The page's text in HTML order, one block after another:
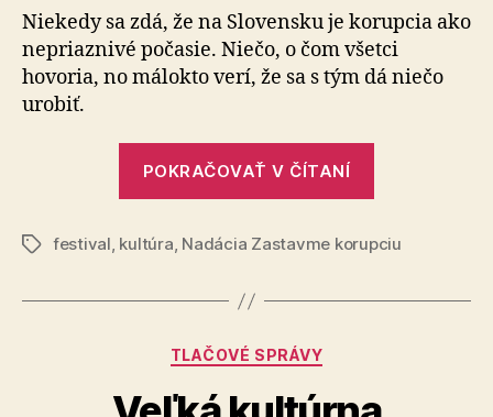
Atmosféra,
ktorá
mení
energiu
Niekedy sa zdá, že na Slovensku je korupcia ako
ne­priaz­ni­vé počasie. Niečo, o čom všetci
hovoria, no málokto verí, že sa s tým dá niečo
urobiť.
POKRAČOVAŤ V ČÍTANÍ
ktorá
energiu
Značkyfestival, kultúra, Nadácia Zastavme korupciu
Kategórie
TLAČOVÉ SPRÁVY